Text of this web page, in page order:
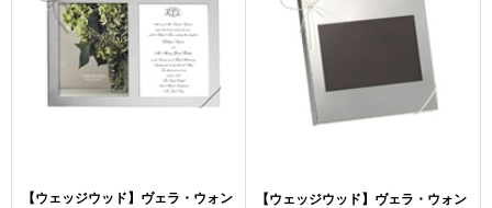
【ウェッジウッド】ヴェラ・ウォン
【ウェッジウッド】ヴェラ・ウォン